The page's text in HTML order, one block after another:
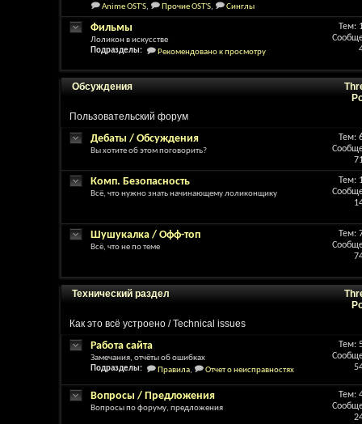
Anime OST'S, Прочие OST'S, Синглы
Фильмы
Лоликон в искусстве
Подразделы:
Рекомендовано к просмотру
Тем:
Обсуждения
Пользовательский форум
Дебаты / Обсуждения
Вы хотите об этом поговорить?
Тем:
Комп. Безопасность
Всё, что нужно знать начинающему лоликонщику
Тем:
Шушукалка / Офф-топ
Всё, что не по теме
Тем:
Технический раздел
Как это всё устроено / Technical issues
Работа сайта
Замечания, отчёты об ошибках
Подразделы:
Правила, Отчет о неисправностях
Тем:
Вопросы / Предложения
Вопросы по форуму, предложения
Тем: